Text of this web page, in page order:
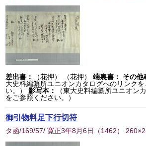
差出書： （花押） （花押） 端裏書： その他
大史料編纂所ユニオンカタログへのリンクを
い。）
影写本：
（東大史料編纂所ユニオン
をご参照ください。）
御引物料足下行切符
タ函/169/57/ 寛正3年8月6日 （1462）